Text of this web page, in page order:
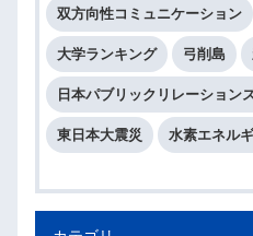
双方向性コミュニケーション
大学ランキング 弓削島
日本パブリックリレーション
東日本大震災 水素エネル